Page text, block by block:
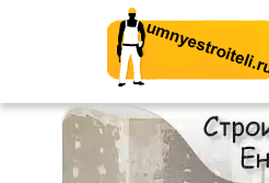
Умные строители.ру